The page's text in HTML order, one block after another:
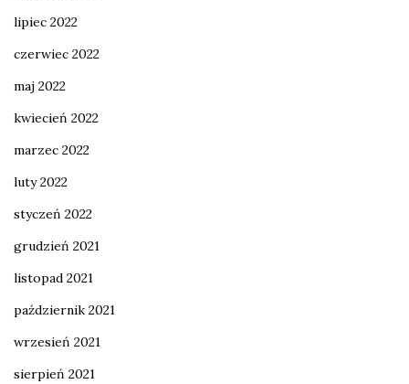
lipiec 2022
czerwiec 2022
maj 2022
kwiecień 2022
marzec 2022
luty 2022
styczeń 2022
grudzień 2021
listopad 2021
październik 2021
wrzesień 2021
sierpień 2021